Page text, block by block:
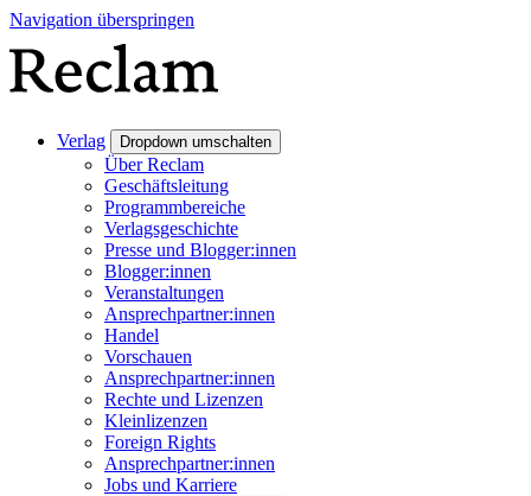
Navigation überspringen
Verlag Dropdown umschalten
Über Reclam
Geschäftsleitung
Programmbereiche
Verlagsgeschichte
Presse und Blogger:innen
Blogger:innen
Veranstaltungen
Ansprechpartner:innen
Handel
Vorschauen
Ansprechpartner:innen
Rechte und Lizenzen
Kleinlizenzen
Foreign Rights
Ansprechpartner:innen
Jobs und Karriere